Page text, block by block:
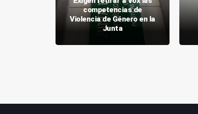
competencias de
Violencia de Género en la
Junta